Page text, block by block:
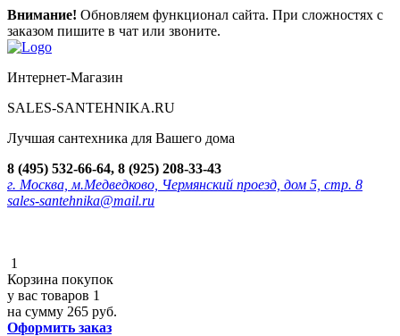
Внимание! Обновляем функционал сайта. При сложностях с
заказом пишите в чат или звоните.
Интернет-Магазин
SALES-SANTEHNIKA.RU
Лучшая сантехника для Вашего дома
8 (495) 532-66-64, 8 (925) 208-33-43
г. Москва, м.Медведково, Чермянский проезд, дом 5, стр. 8
sales-santehnika@mail.ru
1
Корзина покупок
у вас товаров 1
на сумму 265 руб.
Оформить заказ